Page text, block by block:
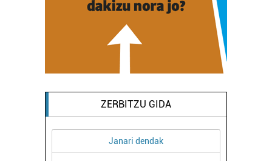
Webgune honek cookie propioak eta hirugarrenen cookie-
zerbitzuak hobetzeko asmoz, cookie teknologiaz
baliatzen gara. Ohar hau onartuz gero, teknologia hori
erabiltzeko baimen esplizitua ematen diguzu.
Gehiago
ZERBITZU GIDA
Osasungintza